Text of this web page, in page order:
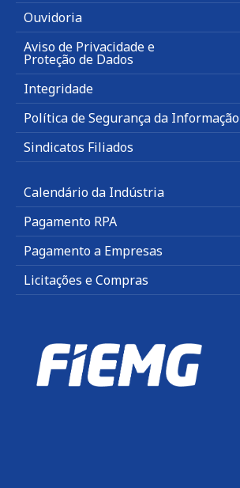
Ouvidoria
Aviso de Privacidade e
Proteção de Dados
Integridade
Política de Segurança da Informação
Sindicatos Filiados
Calendário da Indústria
Pagamento RPA
Pagamento a Empresas
Licitações e Compras